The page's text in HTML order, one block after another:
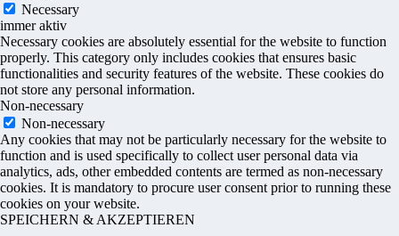
Necessary
immer aktiv
Necessary cookies are absolutely essential for the website to function
properly. This category only includes cookies that ensures basic
functionalities and security features of the website. These cookies do
not store any personal information.
Non-necessary
Non-necessary
Any cookies that may not be particularly necessary for the website to
function and is used specifically to collect user personal data via
analytics, ads, other embedded contents are termed as non-necessary
cookies. It is mandatory to procure user consent prior to running these
cookies on your website.
SPEICHERN & AKZEPTIEREN